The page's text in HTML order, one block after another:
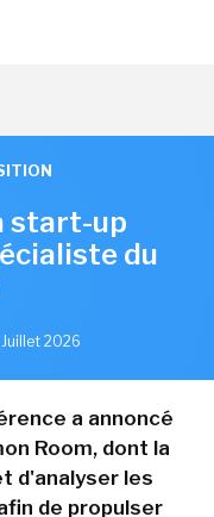
start-up
du
2026
a annoncé
Room, dont la
d'analyser les
de propulser